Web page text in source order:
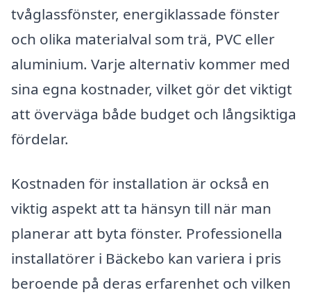
tvåglassfönster, energiklassade fönster
och olika materialval som trä, PVC eller
aluminium. Varje alternativ kommer med
sina egna kostnader, vilket gör det viktigt
att överväga både budget och långsiktiga
fördelar.
Kostnaden för installation är också en
viktig aspekt att ta hänsyn till när man
planerar att byta fönster. Professionella
installatörer i Bäckebo kan variera i pris
beroende på deras erfarenhet och vilken